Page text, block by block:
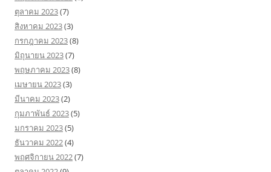
ตุลาคม 2023(7)
สิงหาคม 2023(3)
กรกฎาคม 2023(8)
มิถุนายน 2023(7)
พฤษภาคม 2023(8)
เมษายน 2023(3)
มีนาคม 2023(2)
กุมภาพันธ์ 2023(5)
มกราคม 2023(5)
ธันวาคม 2022(4)
พฤศจิกายน 2022(7)